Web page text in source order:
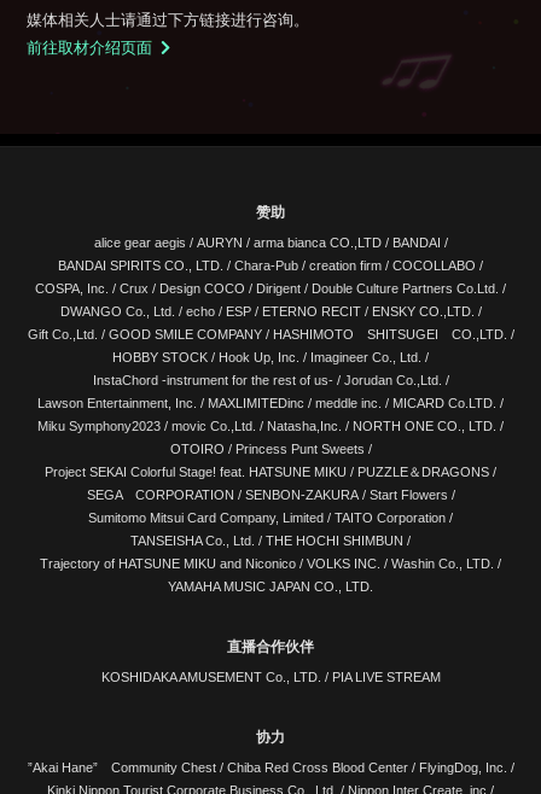
媒体相关人士请通过下方链接进行咨询。
前往取材介绍页面
赞助
alice gear aegis / AURYN / arma bianca CO.,LTD/ BANDAI /
BANDAI SPIRITS CO., LTD. / Chara-Pub / creation firm / COCOLLABO /
COSPA, Inc. / Crux / Design COCO / Dirigent / Double Culture Partners Co.Ltd. /
DWANGO Co., Ltd. / echo/ ESP/ ETERNO RECIT/ ENSKY CO.,LTD. /
Gift Co.,Ltd. / GOOD SMILE COMPANY/ HASHIMOTO SHITSUGEI CO.,LTD. /
HOBBY STOCK / Hook Up, Inc. / Imagineer Co., Ltd. /
InstaChord -instrument for the rest of us-/ Jorudan Co.,Ltd. /
Lawson Entertainment, Inc. / MAXLIMITEDinc / meddle inc. / MICARD Co.LTD. /
Miku Symphony2023 / movic Co.,Ltd. / Natasha,Inc. / NORTH ONE CO., LTD. /
OTOIRO / Princess Punt Sweets /
Project SEKAI Colorful Stage! feat. HATSUNE MIKU / PUZZLE＆DRAGONS /
SEGA CORPORATION / SENBON-ZAKURA/ Start Flowers /
Sumitomo Mitsui Card Company, Limited / TAITO Corporation /
TANSEISHA Co., Ltd. / THE HOCHI SHIMBUN /
Trajectory of HATSUNE MIKU and Niconico / VOLKS INC. / Washin Co., LTD. /
YAMAHA MUSIC JAPAN CO., LTD.
直播合作伙伴
KOSHIDAKA AMUSEMENT Co., LTD. / PIA LIVE STREAM
协力
”Akai Hane” Community Chest / Chiba Red Cross Blood Center/ FlyingDog, Inc. /
Kinki Nippon Tourist Corporate Business Co., Ltd. / Nippon Inter Create .inc /